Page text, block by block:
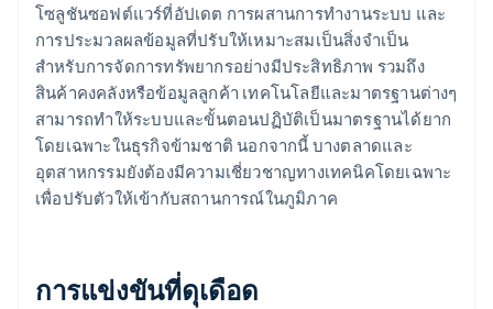
โซลูชันซอฟต์แวร์ที่อัปเดต การผสานการทํางานระบบ และ
การประมวลผลข้อมูลที่ปรับให้เหมาะสมเป็นสิ่งจําเป็น
สำหรับการจัดการทรัพยากรอย่างมีประสิทธิภาพ รวมถึง
สินค้าคงคลังหรือข้อมูลลูกค้า เทคโนโลยีและมาตรฐานต่างๆ
สามารถทําให้ระบบและขั้นตอนปฏิบัติเป็นมาตรฐานได้ยาก
โดยเฉพาะในธุรกิจข้ามชาติ นอกจากนี้ บางตลาดและ
อุตสาหกรรมยังต้องมีความเชี่ยวชาญทางเทคนิคโดยเฉพาะ
เพื่อปรับตัวให้เข้ากับสถานการณ์ในภูมิภาค
การแข่งขันที่ดุเดือด